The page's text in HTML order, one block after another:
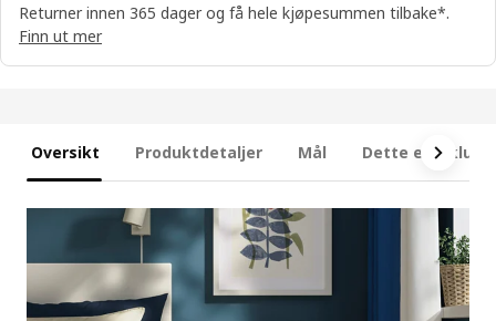
Returner innen 365 dager og få hele kjøpesummen tilbake*.
Finn ut mer
Oversikt Produktdetaljer Mål Dette er